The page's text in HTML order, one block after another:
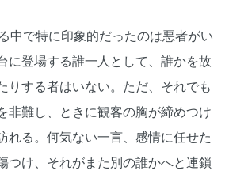
中で特に印象的だったのは悪者がい
に登場する誰一人として、誰かを故
りする者はいない。ただ、それでも
非難し、ときに観客の胸が締めつけ
れる。何気ない一言、感情に任せた
つけ、それがまた別の誰かへと連鎖